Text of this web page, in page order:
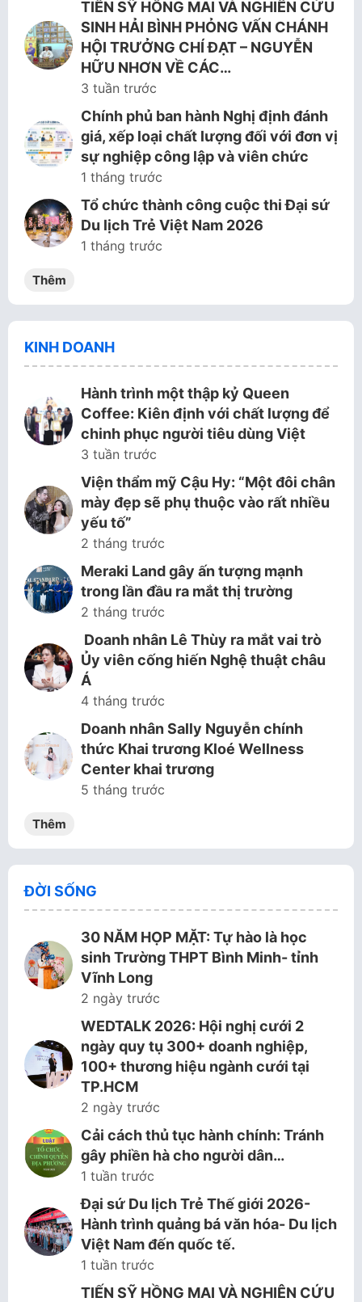
TIẾN SỸ HỒNG MAI VÀ NGHIÊN CỨU
SINH HẢI BÌNH PHỎNG VẤN CHÁNH
HỘI TRƯỞNG CHÍ ĐẠT – NGUYỄN
HỮU NHƠN VỀ CÁC…
3 tuần trước
Chính phủ ban hành Nghị định đánh
giá, xếp loại chất lượng đối với đơn vị
sự nghiệp công lập và viên chức
1 tháng trước
Tổ chức thành công cuộc thi Đại sứ
Du lịch Trẻ Việt Nam 2026
1 tháng trước
Thêm
KINH DOANH
Hành trình một thập kỷ Queen
Coffee: Kiên định với chất lượng để
chinh phục người tiêu dùng Việt
3 tuần trước
Viện thẩm mỹ Cậu Hy: “Một đôi chân
mày đẹp sẽ phụ thuộc vào rất nhiều
yếu tố”
2 tháng trước
Meraki Land gây ấn tượng mạnh
trong lần đầu ra mắt thị trường
2 tháng trước
Doanh nhân Lê Thùy ra mắt vai trò
Ủy viên cống hiến Nghệ thuật châu
Á
4 tháng trước
Doanh nhân Sally Nguyễn chính
thức Khai trương Kloé Wellness
Center khai trương
5 tháng trước
Thêm
ĐỜI SỐNG
30 NĂM HỌP MẶT: Tự hào là học
sinh Trường THPT Bình Minh- tỉnh
Vĩnh Long
2 ngày trước
WEDTALK 2026: Hội nghị cưới 2
ngày quy tụ 300+ doanh nghiệp,
100+ thương hiệu ngành cưới tại
TP.HCM
2 ngày trước
Cải cách thủ tục hành chính: Tránh
gây phiền hà cho người dân…
1 tuần trước
Đại sứ Du lịch Trẻ Thế giới 2026-
Hành trình quảng bá văn hóa- Du lịch
Việt Nam đến quốc tế.
1 tuần trước
TIẾN SỸ HỒNG MAI VÀ NGHIÊN CỨU